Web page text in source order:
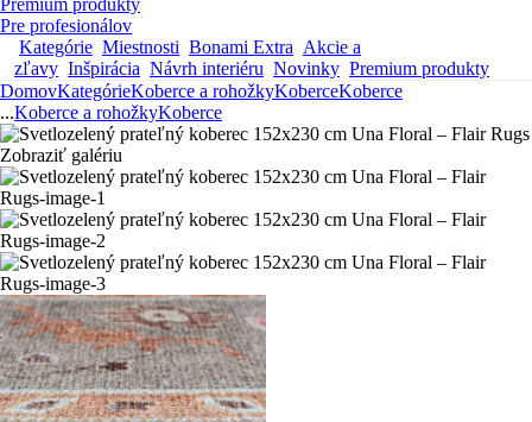
Premium produkty
Pre profesionálov
Kategórie Miestnosti Bonami Extra Akcie a
zľavy Inšpirácia Návrh interiéru Novinky Premium produkty
DomovKategórieKoberce a rohožkyKoberceKoberce
...Koberce a rohožkyKoberce
Zobraziť galériu